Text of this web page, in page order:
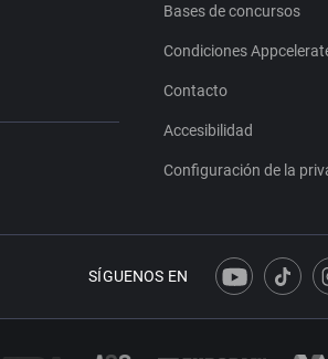
Bases de concursos
Condiciones
Contacto
Accesibilidad
Configuración de la
SÍGUENOS EN